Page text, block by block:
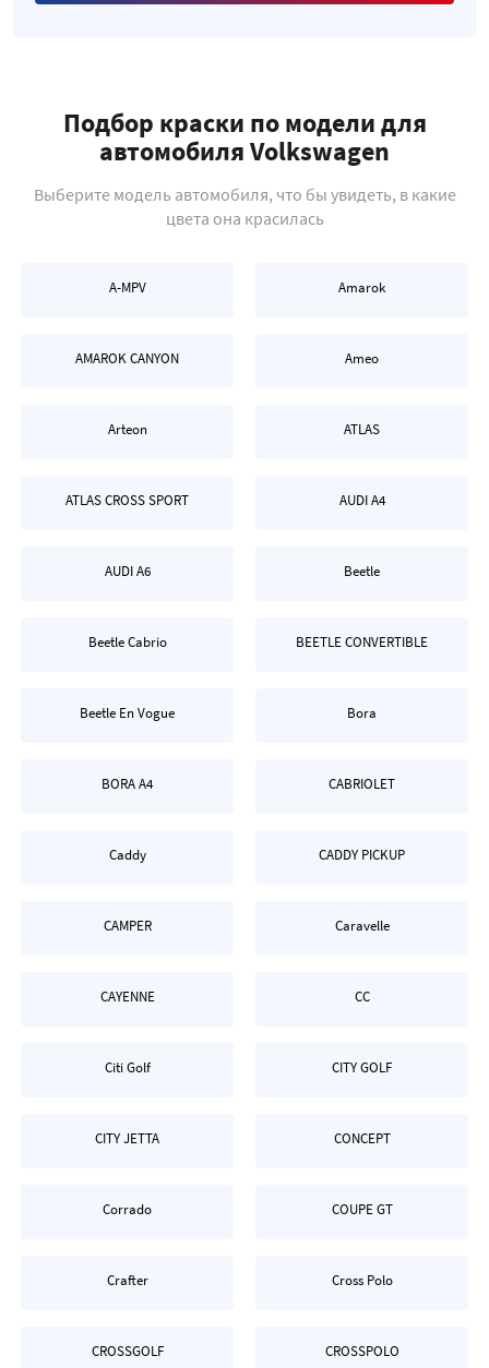
Подбор краски по модели для
автомобиля Volkswagen
Выберите модель автомобиля, что бы увидеть, в какие
цвета она красилась
A-MPV Amarok
AMAROK CANYON Ameo
Arteon ATLAS
ATLAS CROSS SPORT AUDI A4
AUDI A6 Beetle
Beetle Cabrio BEETLE CONVERTIBLE
Beetle En Vogue Bora
BORA A4 CABRIOLET
Caddy CADDY PICKUP
CAMPER Caravelle
CAYENNE CC
Citi Golf CITY GOLF
CITY JETTA CONCEPT
Corrado COUPE GT
Crafter Cross Polo
CROSSGOLF CROSSPOLO